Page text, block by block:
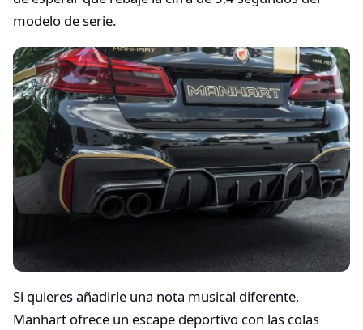
modelo de serie.
Si quieres añadirle una nota musical diferente,
Manhart ofrece un escape deportivo con las colas